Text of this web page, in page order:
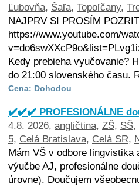
Ľubovňa, Šaľa, Topoľčany,
NAJPRV SI PROSÍM
https://www.youtube.com/
Kedy prebieha vyučovanie?
do 21:00 slovenského času.
Cena: Dohodou
✔️✔️✔️ PROFESIONÁLNE
4.8. 2026, angličtina, ZŠ, SŠ,
5, Celá Bratislava, Celá SR,
Mám VŠ v odbore
výučbe AJ, profesionálne
úrovne). Doučujem